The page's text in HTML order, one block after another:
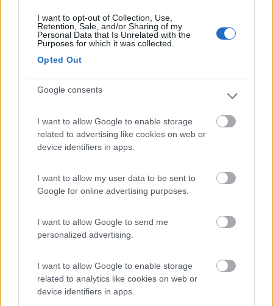
I want to opt-out of Collection, Use,
Retention, Sale, and/or Sharing of my
Personal Data that Is Unrelated with the
Purposes for which it was collected.
Opted Out
Google consents
I want to allow Google to enable storage
related to advertising like cookies on web or
device identifiers in apps.
I want to allow my user data to be sent to
Google for online advertising purposes.
I want to allow Google to send me
personalized advertising.
I want to allow Google to enable storage
related to analytics like cookies on web or
device identifiers in apps.
del clima accesoè utilizzabile o meno. Da possessore del Daily,
quando mi si prospetta una discesa lunga tendo ad usarla,
ovviamente giocando anche con le "pompate" vigorose e
intermittenti, e marce basse... frenare il mio richiede tanta
elettromagnetico o altro...
--------------------------------------
Franzino
549
E' appena successo anche a me ( una settimana fa ) scendendo
da San Fedele Intelvi fino sul lago di Como, quindi pochi
Per, nel mio caso, dal momento che avevo appena cambiato i
dischi e le pastiglie ai freni anteriori, tutti i tubi e il relativo
liquido nonch rettificato i tamburi e sostituito le ganasce di